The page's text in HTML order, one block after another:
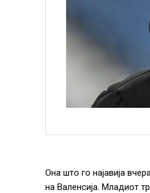
Она што го најавија
на Валенсија. Младиот